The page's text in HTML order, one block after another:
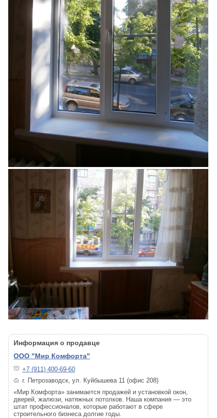
Информация о продавце
ООО "Мир Комфорта"
+7 (911) 400-69-60
г. Петрозаводск, ул. Куйбышева 11 (офис 208)
«Мир Комфорта» занимается продажей и установкой окон,
дверей, жалюзи, натяжных потолков. Наша компания — это
штат профессионалов, которые работают в сфере
строительного бизнеса долгие годы.